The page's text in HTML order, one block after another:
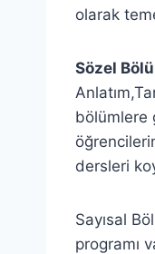
olarak
Sözel
bölümlere
dersleri
Sayısal
programı